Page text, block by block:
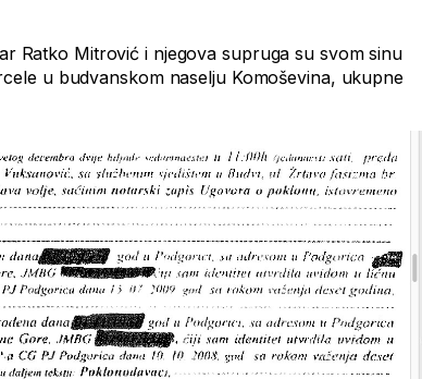
Ratko Mitrović i njegova supruga su svom sinu
u budvanskom naselju Komoševina, ukupne